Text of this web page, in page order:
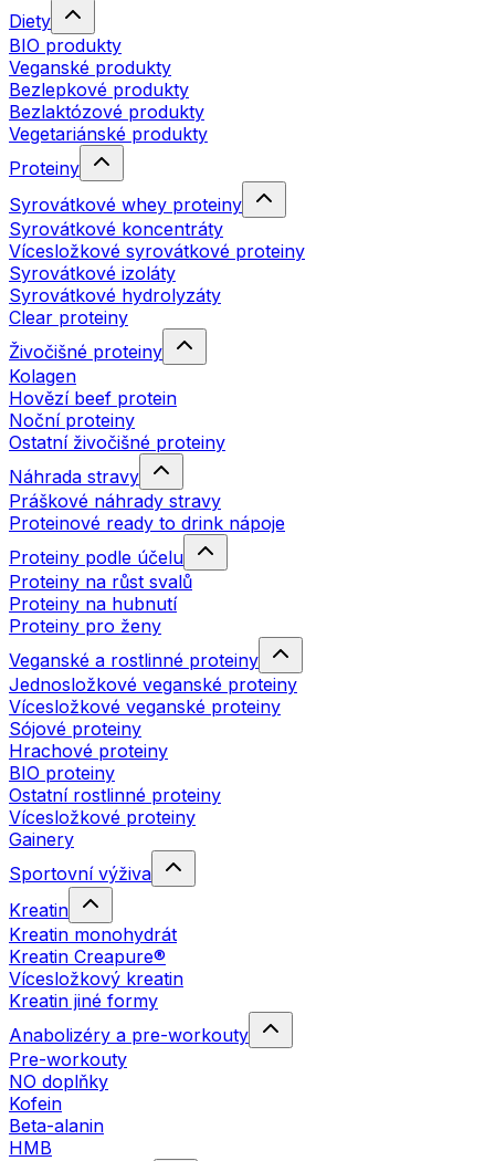
Diety
BIO produkty
Veganské produkty
Bezlepkové produkty
Bezlaktózové produkty
Vegetariánské produkty
Proteiny
Syrovátkové whey proteiny
Syrovátkové koncentráty
Vícesložkové syrovátkové proteiny
Syrovátkové izoláty
Syrovátkové hydrolyzáty
Clear proteiny
Živočišné proteiny
Kolagen
Hovězí beef protein
Noční proteiny
Ostatní živočišné proteiny
Náhrada stravy
Práškové náhrady stravy
Proteinové ready to drink nápoje
Proteiny podle účelu
Proteiny na růst svalů
Proteiny na hubnutí
Proteiny pro ženy
Veganské a rostlinné proteiny
Jednosložkové veganské proteiny
Vícesložkové veganské proteiny
Sójové proteiny
Hrachové proteiny
BIO proteiny
Ostatní rostlinné proteiny
Vícesložkové proteiny
Gainery
Sportovní výživa
Kreatin
Kreatin monohydrát
Kreatin Creapure®
Vícesložkový kreatin
Kreatin jiné formy
Anabolizéry a pre-workouty
Pre-workouty
NO doplňky
Kofein
Beta-alanin
HMB